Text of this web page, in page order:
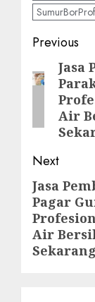
Post
Previous
Previous
post:
Jasa
Air
Next
Next
post:
Jasa
Pagar
Air